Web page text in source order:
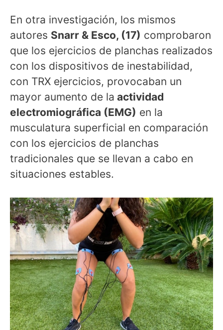
En otra investigación, los mismos
autores Snarr & Esco, (17) comprobaron
que los ejercicios de planchas realizados
con los dispositivos de inestabilidad,
con TRX ejercicios, provocaban un
mayor aumento de la actividad
electromiográfica (EMG) en la
musculatura superficial en comparación
con los ejercicios de planchas
tradicionales que se llevan a cabo en
situaciones estables.